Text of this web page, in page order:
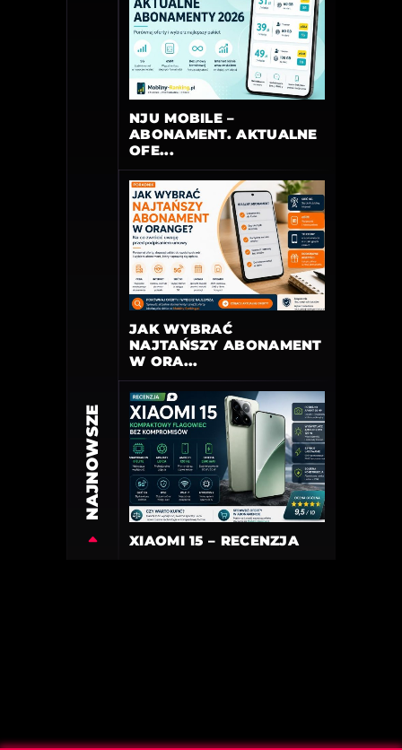
NAJNOWSZE
NJU MOBILE –
ABONAMENT. AKTUALNE
OFE...
JAK WYBRAĆ
NAJTAŃSZY ABONAMENT
W ORA...
XIAOMI 15 – RECENZJA